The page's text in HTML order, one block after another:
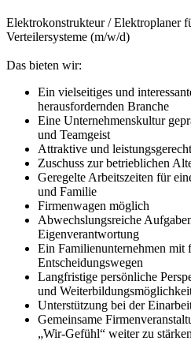
Elektrokonstrukteur / Elektroplaner
Verteilersysteme (m/w/d)
Das bieten wir:
Ein vielseitiges und
herausfordernden Branche
Eine Unternehmenskultur
und Teamgeist
Attraktive und
Zuschuss zur betrieblichen
Geregelte Arbeitszeiten für
und Familie
Firmenwagen möglich
Abwechslungsreiche
Eigenverantwortung
Ein Familienunternehmen mit
Entscheidungswegen
Langfristige persönliche
und
Unterstützung bei der
Gemeinsame
„Wir-Gefühl“ weiter zu stärken